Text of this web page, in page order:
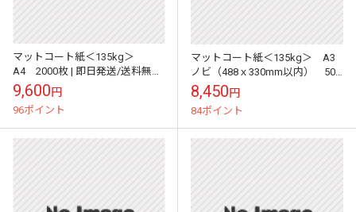
マットコート紙＜135kg＞
A4 2000枚 | 即日発送/送料無料
| サイズ変更可 |
9,600円
96ポイント
マットコート紙＜135kg＞ A3
ノビ（488ｘ330mm以内） 500
枚 | 即日発送/送料無料 | サイズ変
更可 |
8,450円
84ポイント